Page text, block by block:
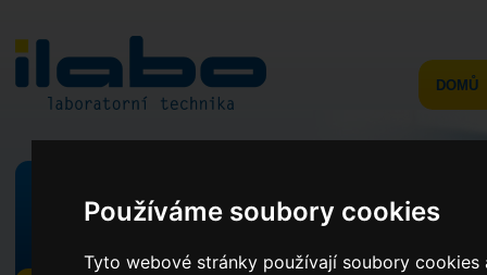
Používáme soubory cookies
Tyto webové stránky používají soubory
DOMŮ